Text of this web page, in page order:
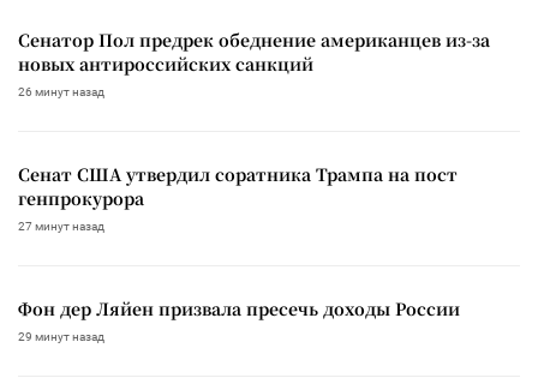
Сенатор Пол предрек обеднение американцев из-за
новых антироссийских санкций
26 минут назад
Сенат США утвердил соратника Трампа на пост
генпрокурора
27 минут назад
Фон дер Ляйен призвала пресечь доходы России
29 минут назад